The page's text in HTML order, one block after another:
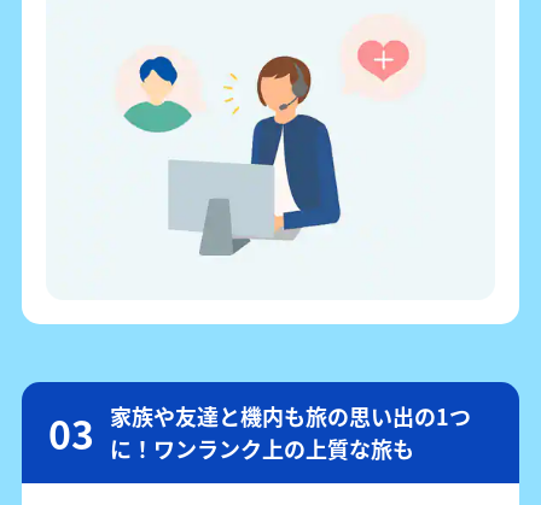
家族や友達と機内も旅の思い出の1つ
に！ワンランク上の上質な旅も